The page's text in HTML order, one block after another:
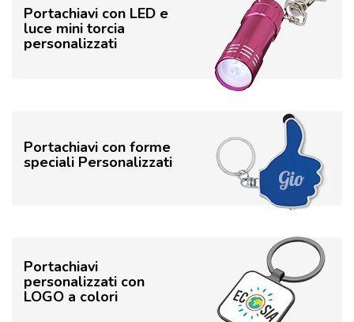
Portachiavi con LED e
luce mini torcia
personalizzati
Portachiavi con forme
speciali Personalizzati
Portachiavi
personalizzati con
LOGO a colori